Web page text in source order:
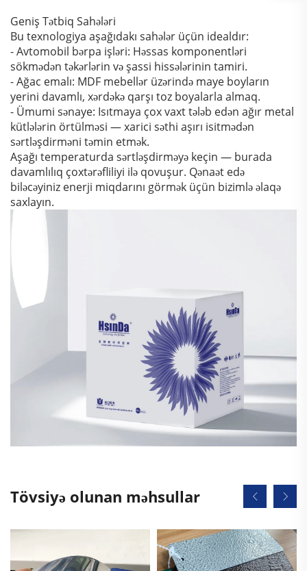
Geniş Tətbiq Sahələri
Bu texnologiya aşağıdakı sahələr üçün idealdır:
- Avtomobil bərpa işləri: Həssas komponentləri
sökmədən təkərlərin və şassi hissələrinin tamiri.
- Ağac emalı: MDF mebellər üzərində maye boyların
yerini davamlı, xərdəkə qarşı toz boyalarla almaq.
- Ümumi sənaye: Isıtmaya çox vaxt tələb edən ağır metal
kütlələrin örtülməsi — xarici səthi aşırı isitmədən
sərtləşdirməni təmin etmək.
Aşağı temperaturda sərtləşdirməyə keçin — burada
davamlılıq çoxtərəfliliyi ilə qovuşur. Qənaət edə
biləcəyiniz enerji miqdarını görmək üçün bizimlə əlaqə
saxlayın.
Tövsiyə olunan məhsullar